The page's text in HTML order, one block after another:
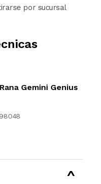
por sucursal
Gemini Genius